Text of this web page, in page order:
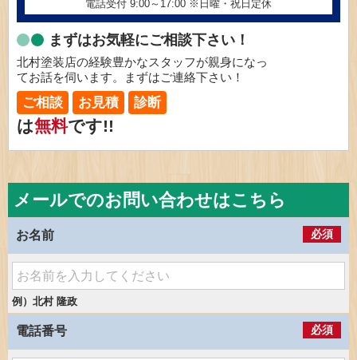
電話受付 9:00～17:00 ※日曜・祝日定休
まずはお気軽にご相談下さい！
北村塗装店の経験豊かなスタッフが親身になっ
てお話を伺います。まずはご連絡下さい！
ご相談 お見積 診断
は無料です!!
メールでのお問い合わせはこちら
お名前 必須
例）北村 隆政
電話番号 必須